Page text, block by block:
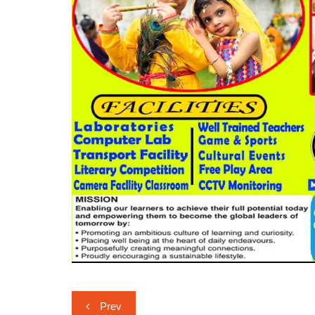
Post
Prev